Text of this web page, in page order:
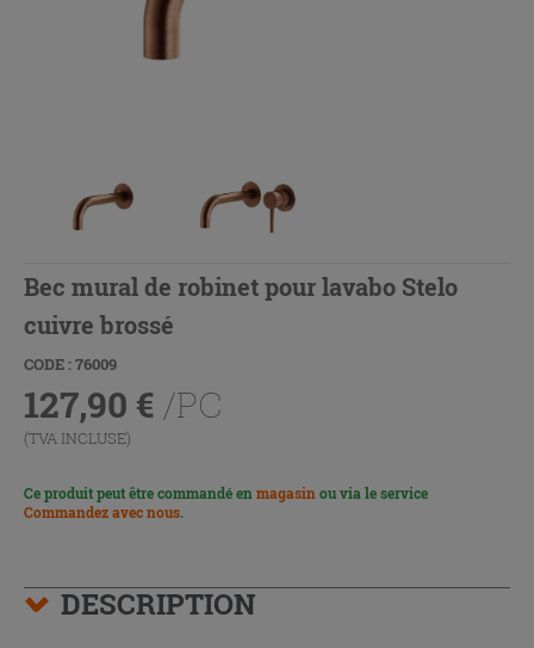
Bec mural de robinet pour lavabo Stelo
cuivre brossé
CODE : 76009
127,90 € /PC
(TVA INCLUSE)
Ce produit peut être commandé en magasin ou via le service
Commandez avec nous.
DESCRIPTION